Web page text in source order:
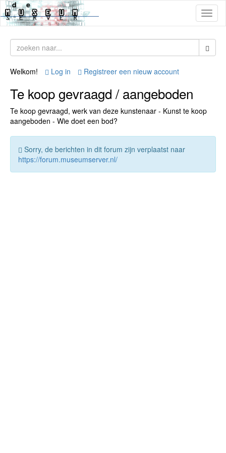
Welkom! Log in Registreer een nieuw account
Te koop gevraagd / aangeboden
Te koop gevraagd, werk van deze kunstenaar - Kunst te koop
aangeboden - Wie doet een bod?
Sorry, de berichten in dit forum zijn verplaatst naar
https://forum.museumserver.nl/